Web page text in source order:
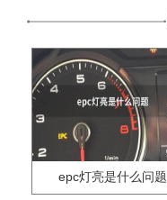
epc灯亮是什么问题